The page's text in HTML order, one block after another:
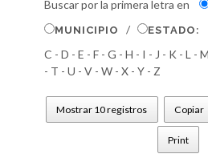
Buscar por la primera letra en
MUNICIPIO / ESTADO :
C - D - E - F - G - H - I - J - K - L - M
- T - U - V - W - X - Y - Z
Mostrar 10 registros Copiar
Print